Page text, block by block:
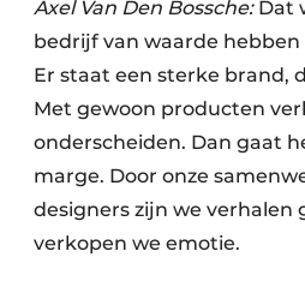
Axel Van Den Bossche: Dat
bedrijf van waarde
Er staat een sterke brand,
Met gewoon producten
onderscheiden. Dan gaat
marge. Door onze
designers zijn we verhalen
verkopen we emotie.